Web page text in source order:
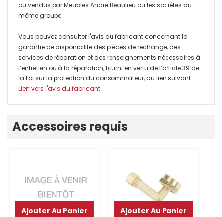
ou vendus par Meubles André Beaulieu ou les sociétés du
même groupe.
Vous pouvez consulter l'avis du fabricant concernant la
garantie de disponibilité des pièces de rechange, des
services de réparation et des renseignements nécessaires à
l’entretien ou à la réparation, fourni en vertu de l’article 39 de
la Loi sur la protection du consommateur, au lien suivant :
Lien vers l'avis du fabricant.
personnalisé
Accessoires requis
Ajouter Au Panier Ajouter Au Panier